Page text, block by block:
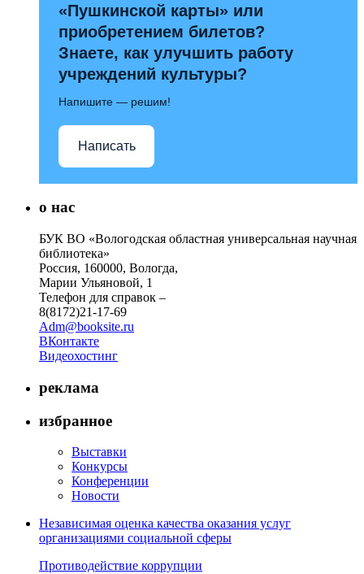
«Пушкинской карты» или
приобретением билетов?
Знаете, как улучшить работу
учреждений культуры?
Напишите — решим!
Написать
о нас
БУК ВО «Вологодская областная универсальная научная
библиотека»
Россия, 160000, Вологда,
Марии Ульяновой, 1
Телефон для справок –
8(8172)21-17-69
Adm@booksite.ru
ВКонтакте
Видеохостинг
реклама
избранное
Выставки
Конкурсы
Конференции
Новости
Независимая оценка качества оказания услуг
организациями социальной сферы
Противодействие коррупции